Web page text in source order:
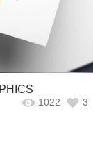
1022 3